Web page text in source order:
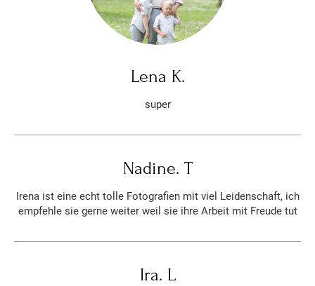
Lena K.
super
Nadine. T
Irena ist eine echt tolle Fotografien mit viel Leidenschaft, ich
empfehle sie gerne weiter weil sie ihre Arbeit mit Freude tut
Ira. L